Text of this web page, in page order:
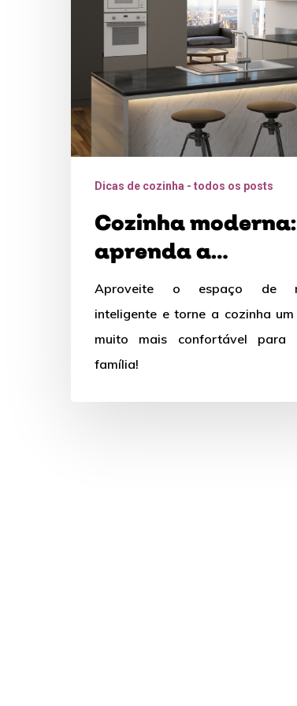
transformar
com
essas
dicas
Dicas de cozinha - todos os posts
Cozinha moderna:
aprenda a
transformar a
com essas dicas
Aproveite o espaço de
inteligente e torne a cozinha
muito mais confortável para
família!